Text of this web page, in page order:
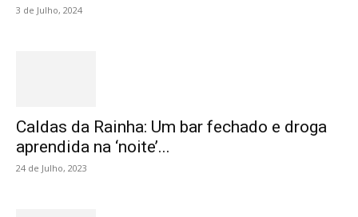
3 de Julho, 2024
Caldas da Rainha: Um bar fechado e droga
aprendida na ‘noite’...
24 de Julho, 2023